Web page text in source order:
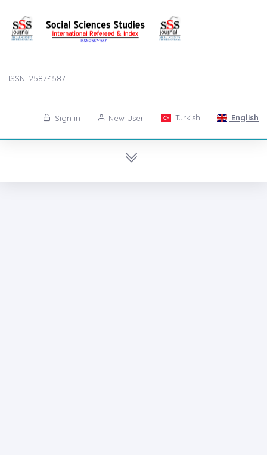
ISSN: 2587-1587
Sign in New User Turkish English